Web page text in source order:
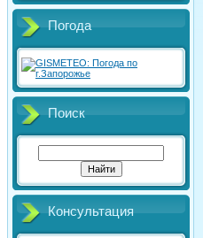
Погода
Поиск
Консультация